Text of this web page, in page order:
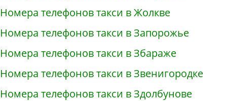
Номера телефонов такси в Жолкве
Номера телефонов такси в Запорожье
Номера телефонов такси в Збараже
Номера телефонов такси в Звенигородке
Номера телефонов такси в Здолбунове